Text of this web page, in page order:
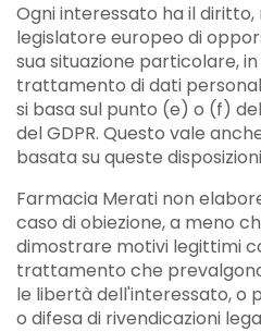
Ogni interessato ha il
legislatore europeo di
sua situazione particolare,
trattamento di dati
si basa sul punto (e) o (f)
del GDPR. Questo vale
basata su queste
Farmacia Merati non
caso di obiezione, a meno
dimostrare motivi legittimi
trattamento che
le libertà dell'interessato, o
o difesa di rivendicazioni